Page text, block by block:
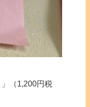
」（1,200円税